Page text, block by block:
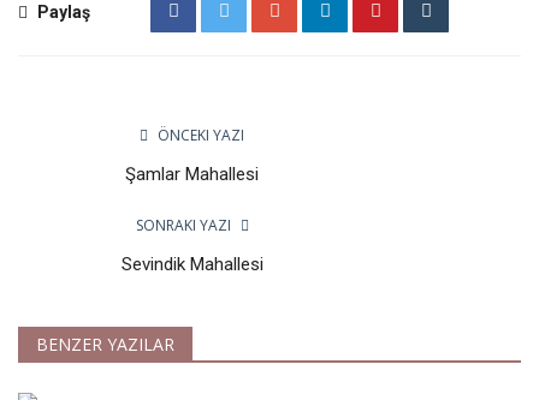
Paylaş
ÖNCEKI YAZI
Şamlar Mahallesi
SONRAKI YAZI
Sevindik Mahallesi
BENZER YAZILAR